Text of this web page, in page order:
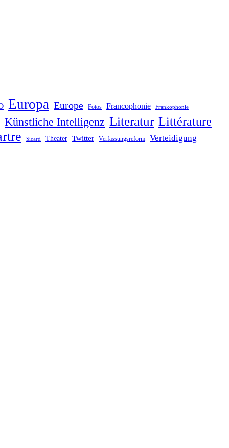
Europa Europe Fotos Francophonie Frankophonie
Künstliche Intelligenz Literatur Littérature
Sicard Theater Twitter Verfassungsreform Verteidigung